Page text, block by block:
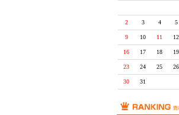
2 3 4 5
9 10 11 12
16 17 18 19
23 24 25 26
30 31